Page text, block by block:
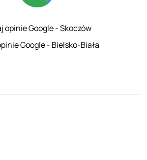
opinie Google - Skoczów
Google - Bielsko-Biała